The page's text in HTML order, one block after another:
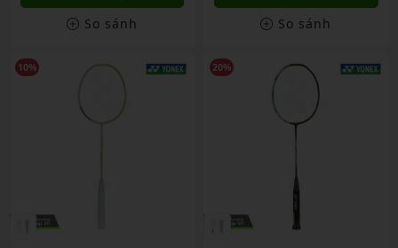
So sánh
So sánh
10% 20%